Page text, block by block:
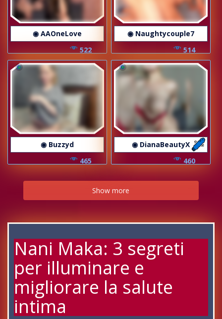
◉ AAOneLove
522
◉ Naughtycouple7
514
◉ Buzzyd
465
◉ DianaBeautyX
460
Show more
Nani Maka: 3 segreti
per illuminare e
migliorare la salute
intima